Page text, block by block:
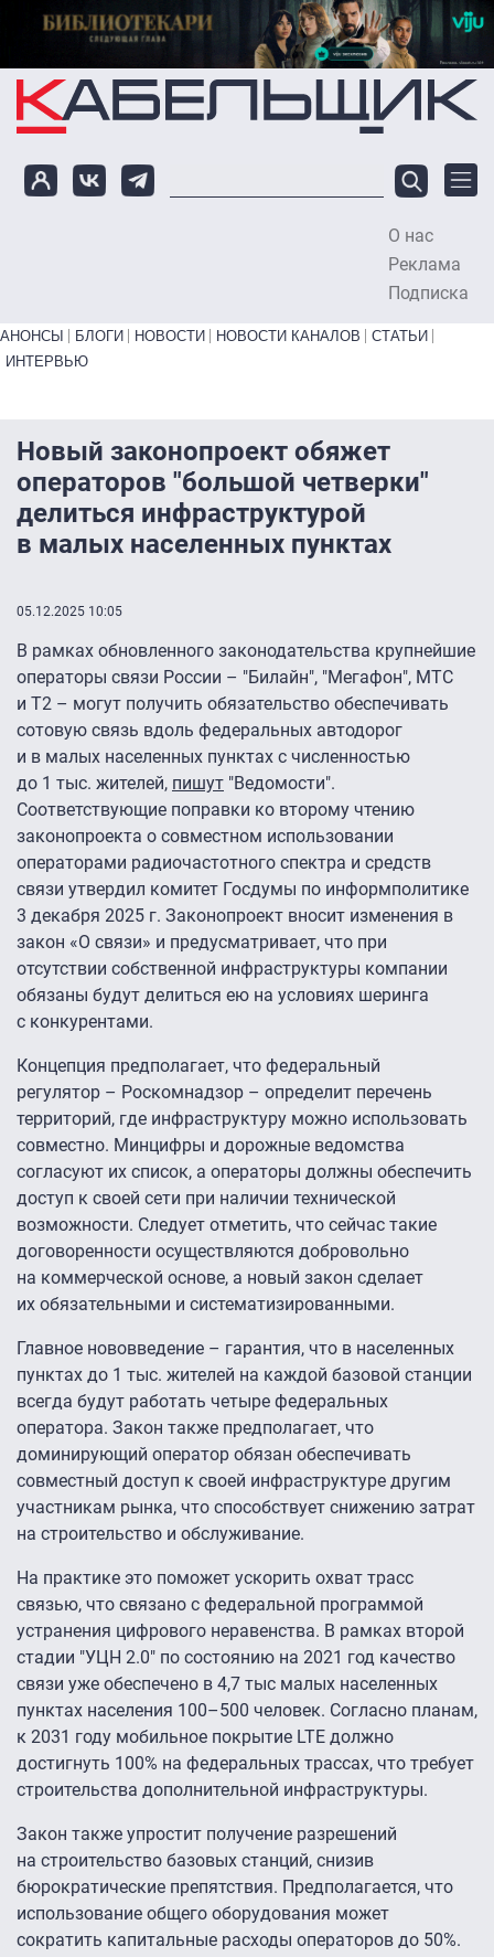
Перейти к основному содержанию
О нас
Реклама
Подписка
Primary links bottom
АНОНСЫ БЛОГИ НОВОСТИ НОВОСТИ КАНАЛОВ
СТАТЬИ
ИНТЕРВЬЮ
Новый законопроект обяжет
операторов "большой четверки"
делиться инфраструктурой
в малых населенных пунктах
05.12.2025 10:05
В рамках обновленного законодательства крупнейшие
операторы связи России – "Билайн", "Мегафон", МТС
и Т2 – могут получить обязательство обеспечивать
сотовую связь вдоль федеральных автодорог
и в малых населенных пунктах с численностью
до 1 тыс. жителей, пишут "Ведомости".
Соответствующие поправки ко второму чтению
законопроекта о совместном использовании
операторами радиочастотного спектра и средств
связи утвердил комитет Госдумы по информполитике
3 декабря 2025 г. Законопроект вносит изменения в
закон «О связи» и предусматривает, что при
отсутствии собственной инфраструктуры компании
обязаны будут делиться ею на условиях шеринга
с конкурентами.
Концепция предполагает, что федеральный
регулятор – Роскомнадзор – определит перечень
территорий, где инфраструктуру можно использовать
совместно. Минцифры и дорожные ведомства
согласуют их список, а операторы должны обеспечить
доступ к своей сети при наличии технической
возможности. Следует отметить, что сейчас такие
договоренности осуществляются добровольно
на коммерческой основе, а новый закон сделает
их обязательными и систематизированными.
Главное нововведение – гарантия, что в населенных
пунктах до 1 тыс. жителей на каждой базовой станции
всегда будут работать четыре федеральных
оператора. Закон также предполагает, что
доминирующий оператор обязан обеспечивать
совместный доступ к своей инфраструктуре другим
участникам рынка, что способствует снижению затрат
на строительство и обслуживание.
На практике это поможет ускорить охват трасс
связью, что связано с федеральной программой
устранения цифрового неравенства. В рамках второй
стадии "УЦН 2.0″ по состоянию на 2021 год качество
связи уже обеспечено в 4,7 тыс малых населенных
пунктах населения 100–500 человек. Согласно планам,
к 2031 году мобильное покрытие LTE должно
достигнуть 100% на федеральных трассах, что требует
строительства дополнительной инфраструктуры.
Закон также упростит получение разрешений
на строительство базовых станций, снизив
бюрократические препятствия. Предполагается, что
использование общего оборудования может
сократить капитальные расходы операторов до 50%.